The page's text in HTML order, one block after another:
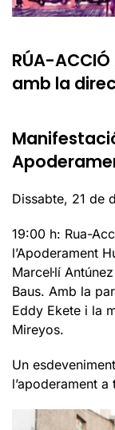
RÚA-
amb la
Dissabte, 21 de
19:00 h: Rua-
l’Apoderament
Marcel·lí
Baus. Amb la
Eddy Ekete i la
Mireyos.
Un
l’apoderament